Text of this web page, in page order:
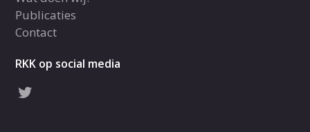
Publicaties
Contact
RKK op social media